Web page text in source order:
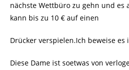
nächste Wettbüro zu gehn und es
kann bis zu 10 € auf einen
Drücker verspielen.Ich beweise
Diese Dame ist soetwas von